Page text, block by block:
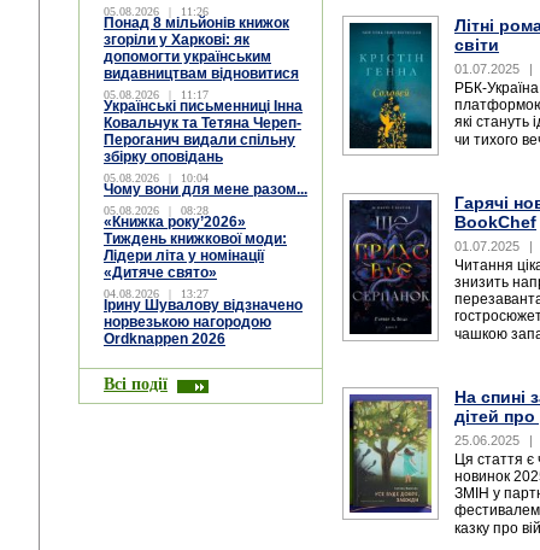
05.08.2026 | 11:26
Понад 8 мільйонів книжок
згоріли у Харкові: як
допомогти українським
видавництвам відновитися
05.08.2026 | 11:17
Українські письменниці Інна
Ковальчук та Тетяна Череп-
Пероганич видали спільну
збірку оповідань
05.08.2026 | 10:04
Чому вони для мене разом...
05.08.2026 | 08:28
«Книжка року’2026»
Тиждень книжкової моди:
Лідери літа у номінації
«Дитяче свято»
04.08.2026 | 13:27
Ірину Шувалову відзначено
норвезькою нагородою
Ordknappen 2026
Всі події
Літні
світи
01.07.2025 |
РБК-
платформою
які стануть
чи тихого
Гарячі
BookChef
01.07.2025 |
Читання
знизить
чашкою
На спині
дітей
25.06.2025 |
Ця стаття є
новинок
ЗМІН у
казку про